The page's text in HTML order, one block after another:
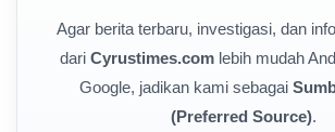
Agar berita terbaru, investigasi, dan
dari Cyrustimes.com lebih mudah
Google, jadikan kami sebagai
(Preferred Source).